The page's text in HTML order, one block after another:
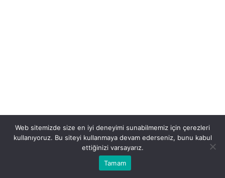
Web sitemizde size en iyi deneyimi sunabilmemiz için çerezleri
kullanıyoruz. Bu siteyi kullanmaya devam ederseniz, bunu kabul
ettiğinizi varsayarız.
Tamam